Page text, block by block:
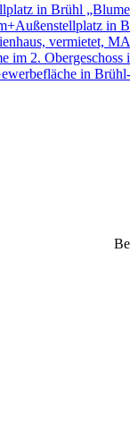
in Brühl
in
vermietet,
im 2.
in